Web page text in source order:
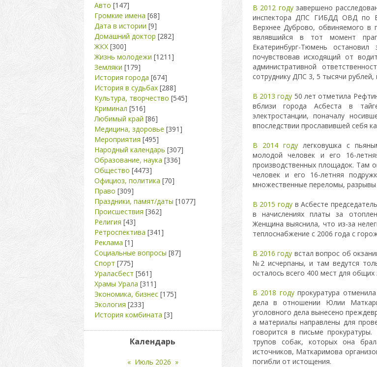
В 2012 годузавершено
инспектора ДПС ГИБДД ОВД по
Верхнее Дуброво, обвиняемого в
являвшийся в тот момент
Екатеринбург-Тюмень
почувствовав исходящий от
административной
сотруднику ДПС 3, 5 тысячи
В 2013 году 50 лет отметила
вблизи города Асбеста в
электростанции, поначалу
впоследствии прославившей себя
В 2014 годулегковушка с
молодой человек и его 16-
производственных площадок. Там
человек и его 16-летняя
множественные переломы, разрывы
В 2015 годув Асбесте
в начислениях платы за
Женщина выяснила, что из-за
теплоснабжение с 2006 года с
В 2016 году встал вопрос об
№2 исчерпаны, и там ведутся
осталось всего 400 мест для общих
В 2018 годупрокуратура
дела в отношении Юлии
уголовного дела вынесено
а материалы направлены для
говорится в письме
трупов собак, которых она
источников, Маткаримова
погибли от истощения.
Авто [147]
Громкие имена [68]
Дата в истории [9]
Домашний доктор [282]
ЖКХ [300]
Жизнь молодежи [1211]
Земляки [179]
История города [674]
История в судьбах [288]
Культура, творчество [545]
Криминал [516]
Любимый край [86]
Медицина, здоровье [391]
Мероприятия [495]
Народный календарь [307]
Образование, наука [336]
Общество [4473]
Официоз, политика [70]
Право [309]
Праздники, памят/даты [1077]
Происшествия [362]
Религия [43]
Ретроспектива [341]
Реклама [1]
Социальные вопросы [87]
Спорт [775]
Ураласбест [561]
Храмы Урала [311]
Экономика, бизнес [175]
Экология [233]
История комбината [3]
Календарь
« Июль 2026 »